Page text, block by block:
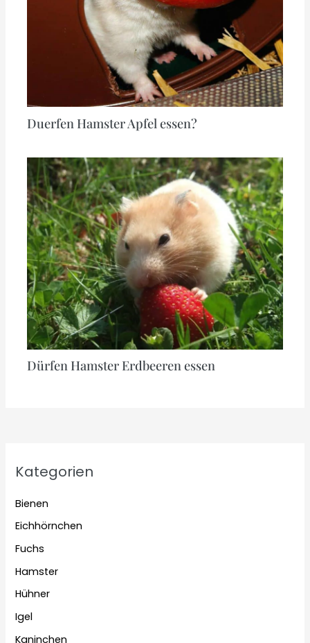
Duerfen Hamster Apfel essen?
Dürfen Hamster Erdbeeren essen
Kategorien
Bienen
Eichhörnchen
Fuchs
Hamster
Hühner
Igel
Kaninchen